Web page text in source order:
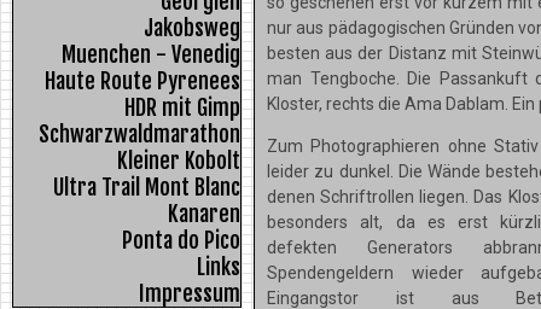
Jakobsweg
Muenchen - Venedig
Haute Route Pyrenees
HDR mit Gimp
Schwarzwaldmarathon
Kleiner Kobolt
Ultra Trail Mont Blanc
Kanaren
Ponta do Pico
Links
Impressum
nur aus pädagogischen Gründen
besten aus der Distanz mit
man Tengboche. Die
Kloster, rechts die Ama Dablam.
Zum Photographieren ohne
leider zu dunkel. Die Wände
denen Schriftrollen liegen. Das
besonders alt, da es erst
defekten Generators
Spendengeldern wieder
Eingangstor ist aus